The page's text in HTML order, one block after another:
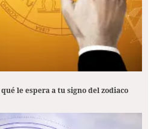
le espera a tu signo del zodiaco